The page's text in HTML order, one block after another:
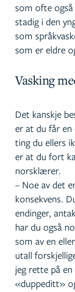
som ofte
stadig i den
som
som er eldre
Vasking
Det kanskje
er at du får
ting du ellers
er at du fort
norsklærer.
– Noe av det
konsekvens.
endinger,
har du også
som av en
utall
jeg rette på
«duppeditt»